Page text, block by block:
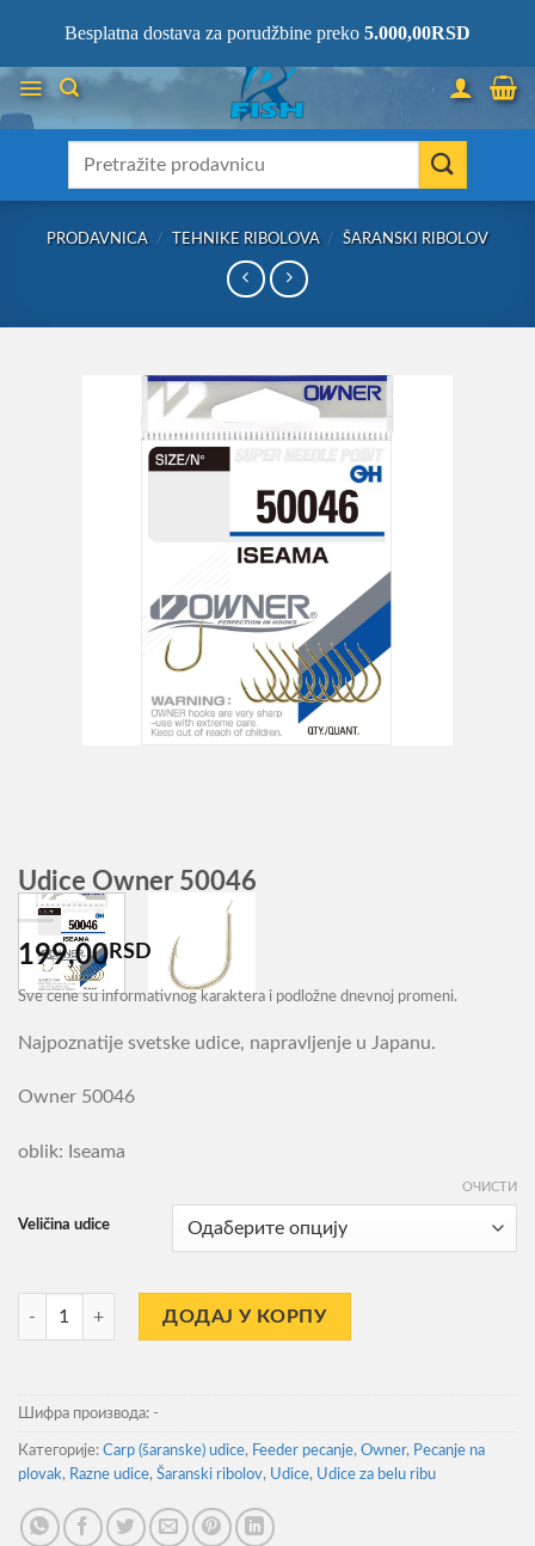
content
MESTU!
PRODAVNICA / TEHNIKE RIBOLOVA / ŠARANSKI RIBOLOV
Udice Owner 50046
199,00RSD
Sve cene su informativnog karaktera i podložne dnevnoj promeni.
Najpoznatije svetske udice, napravljenje u Japanu.
Owner 50046
oblik: Iseama
Veličina udice
ОЧИСТИ
Udice Owner 50046 количина
ДОДАЈ У КОРПУ
Шифра производа: -
Категорије: Carp (šaranske) udice, Feeder pecanje, Owner, Pecanje na
plovak, Razne udice, Šaranski ribolov, Udice, Udice za belu ribu
Besplatna dostava za porudžbine preko 5.000,00RSD